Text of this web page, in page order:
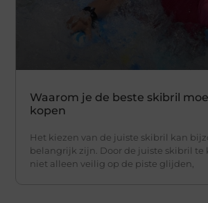
Waarom je de beste skibril
kopen
Het kiezen van de juiste skibril kan
belangrijk zijn. Door de juiste skibril te
niet alleen veilig op de piste glijden,